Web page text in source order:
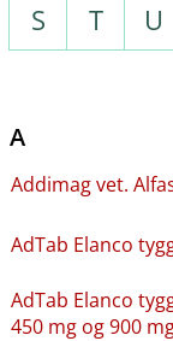
S
T U
A
Addimag vet.
AdTab Elanco
AdTab Elanco
450 mg og 900